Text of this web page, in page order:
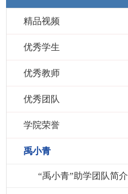
精品视频
优秀学生
优秀教师
优秀团队
学院荣誉
禹小青
“禹小青”助学团队简介